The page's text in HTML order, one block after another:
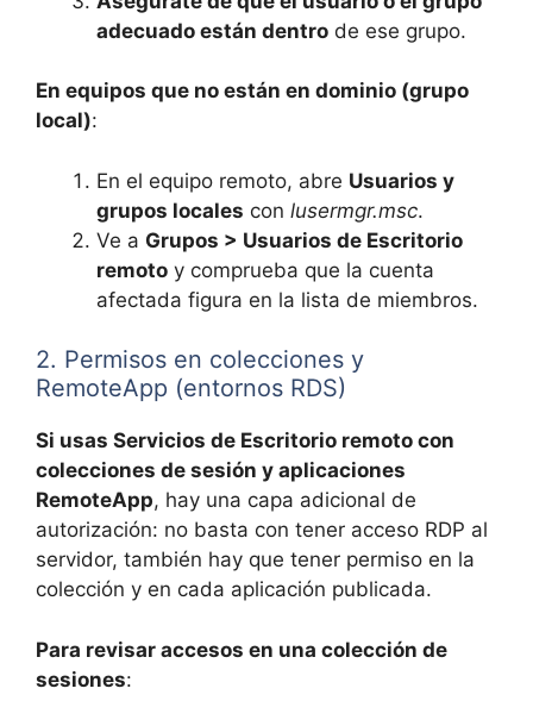
adecuado están dentro de ese grupo.
En equipos que no están en dominio (grupo
local):
En el equipo remoto, abre Usuarios y
grupos locales con lusermgr.msc.
Ve a Grupos > Usuarios de Escritorio
remoto y comprueba que la cuenta
afectada figura en la lista de miembros.
2. Permisos en colecciones y
RemoteApp (entornos RDS)
Si usas Servicios de Escritorio remoto con
colecciones de sesión y aplicaciones
RemoteApp, hay una capa adicional de
autorización: no basta con tener acceso RDP al
servidor, también hay que tener permiso en la
colección y en cada aplicación publicada.
Para revisar accesos en una colección de
sesiones: